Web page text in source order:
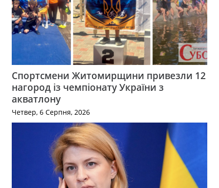
Спортсмени Житомирщини привезли 12
нагород із чемпіонату України з
акватлону
Четвер, 6 Серпня, 2026